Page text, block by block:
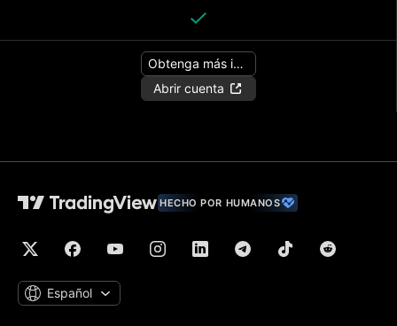
Obtenga más información
Abrir cuenta
HECHO POR HUMANOS
Español